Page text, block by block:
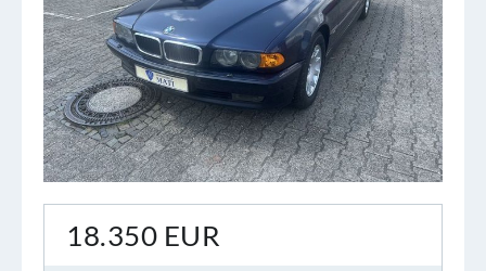
18.350 EUR